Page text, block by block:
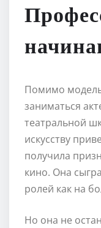
Помимо
заниматься
театральной
искусству
получила
кино. Она
ролей как на
Но она не